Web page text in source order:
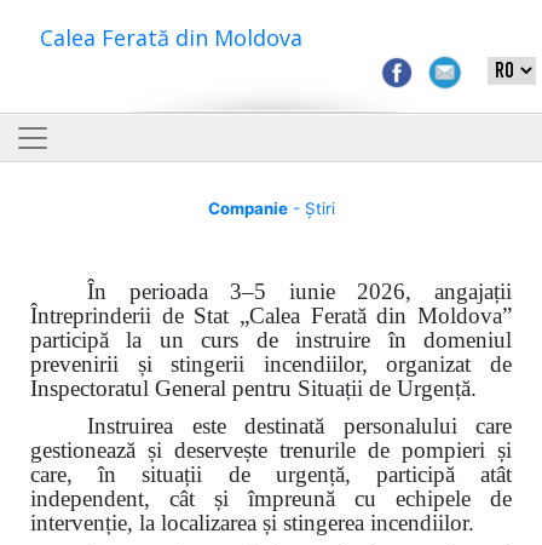
Calea Ferată din Moldova
Companie- Știri
În perioada 3–5 iunie 2026, angajații
Întreprinderii de Stat „Calea Ferată din Moldova”
participă la un curs de instruire în domeniul
prevenirii și stingerii incendiilor, organizat de
Inspectoratul General pentru Situații de Urgență.
Instruirea este destinată personalului care
gestionează și deservește trenurile de pompieri și
care, în situații de urgență, participă atât
independent, cât și împreună cu echipele de
intervenție, la localizarea și stingerea incendiilor.